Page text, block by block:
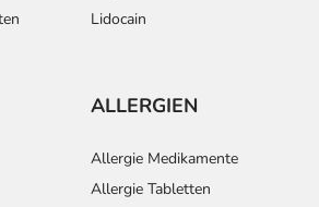
Lidocain
ALLERGIEN
Allergie Medikamente
Allergie Tabletten